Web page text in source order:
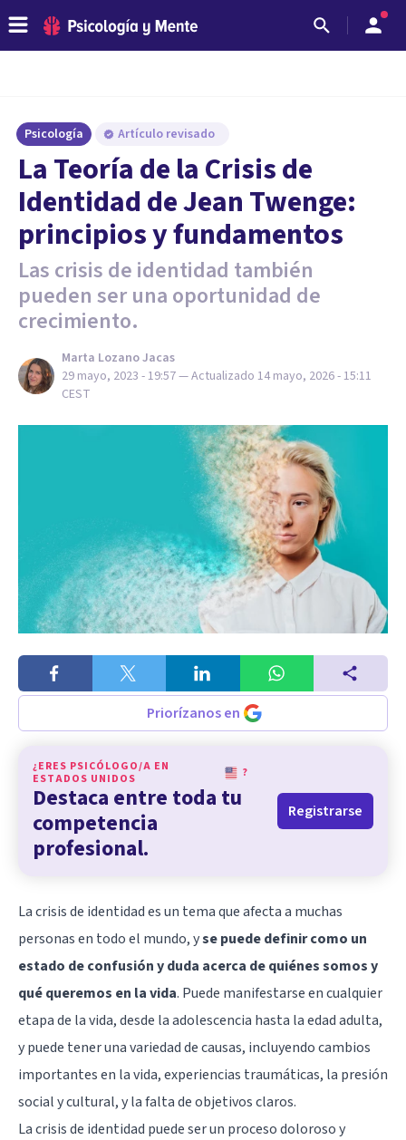
Psicología Artículo revisado
La Teoría de la Crisis de
Identidad de Jean Twenge:
principios y fundamentos
Las crisis de identidad también
pueden ser una oportunidad de
crecimiento.
Marta Lozano Jacas
29 mayo, 2023 - 19:57— Actualizado 14 mayo, 2026 - 15:11
CEST
Priorízanos en
¿ERES PSICÓLOGO/A EN
ESTADOS UNIDOS
?
Destaca entre toda tu
competencia
profesional.
Registrarse
La crisis de identidad es un tema que afecta a muchas
personas en todo el mundo, yse puede definir como un
estado de confusión y duda acerca de quiénes somos y
qué queremos en la vida. Puede manifestarse en cualquier
etapa de la vida, desde la adolescencia hasta la edad adulta,
y puede tener una variedad de causas, incluyendo cambios
importantes en la vida, experiencias traumáticas, la presión
social y cultural, y la falta de objetivos claros.
La crisis de identidad puede ser un proceso doloroso y